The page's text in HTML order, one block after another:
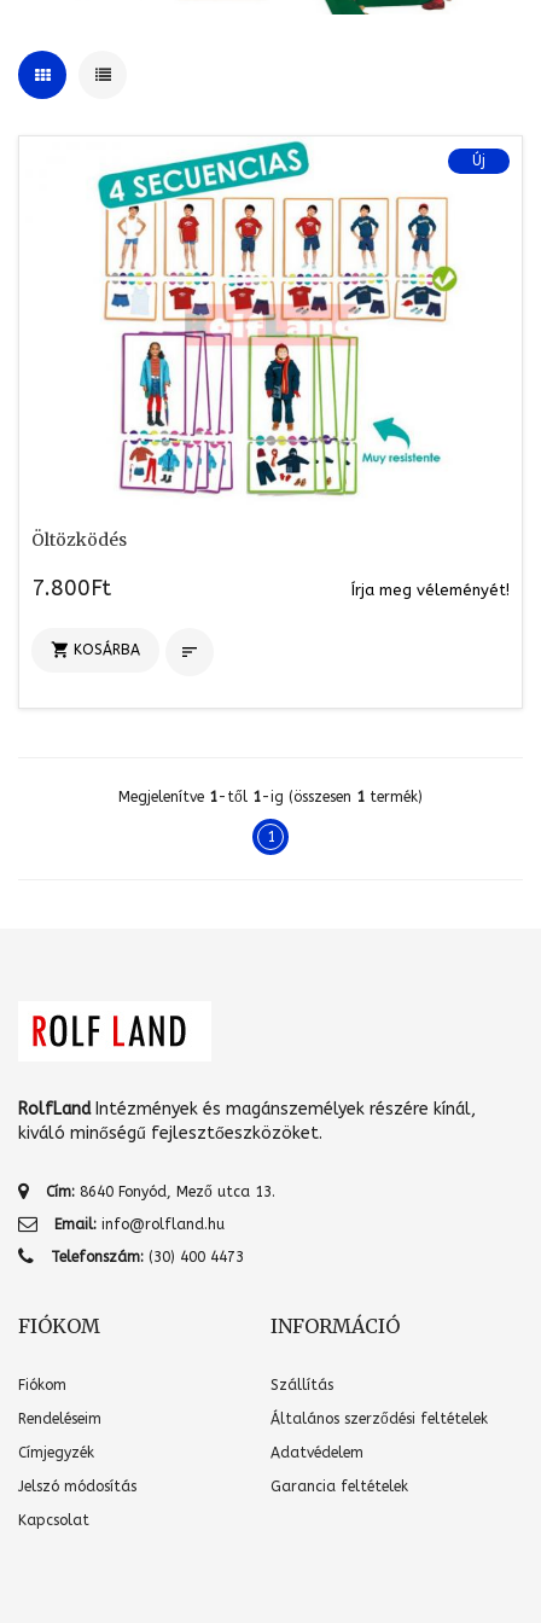
Új
Öltözködés
7.800Ft Írja meg véleményét!
 KOSÁRBA 
Megjelenítve 1-től 1-ig (összesen 1 termék)
1
RolfLandIntézmények és magánszemélyek részére kínál,
kiváló minőségű fejlesztőeszközöket.
Cím: 8640 Fonyód, Mező utca 13.
Email: info@rolfland.hu
Telefonszám: (30) 400 4473
FIÓKOM
Fiókom
Rendeléseim
Címjegyzék
Jelszó módosítás
Kapcsolat
INFORMÁCIÓ
Szállítás
Általános szerződési feltételek
Adatvédelem
Garancia feltételek